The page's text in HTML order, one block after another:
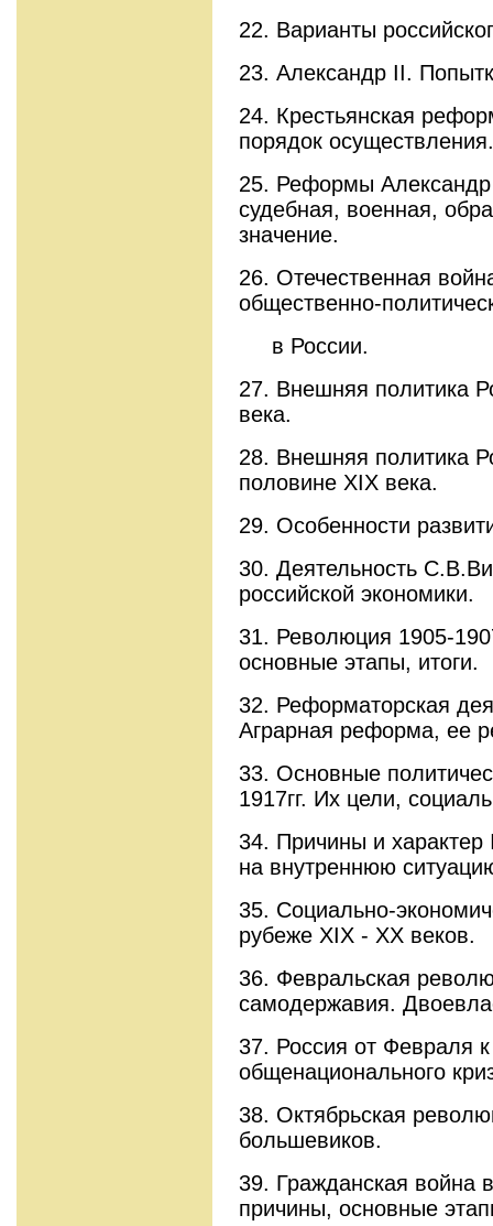
22. Варианты
23. Александр II.
24. Крестьянская
порядок осуществления.
25. Реформы Александр
судебная, военная,
значение.
26. Отечественная
общественно-
в России.
27. Внешняя политика
века.
28. Внешняя политика
половине ХIX века.
29. Особенности
30. Деятельность
российской экономики.
31. Революция 1905-
основные этапы, итоги.
32. Реформаторская
Аграрная реформа, ее
33. Основные
1917гг. Их цели,
34. Причины и
на внутреннюю
35. Социально-
рубеже XIX - XX веков.
36. Февральская
самодержавия.
37. Россия от Февраля
общенационального
38. Октябрьская
большевиков.
39. Гражданская война
причины, основные